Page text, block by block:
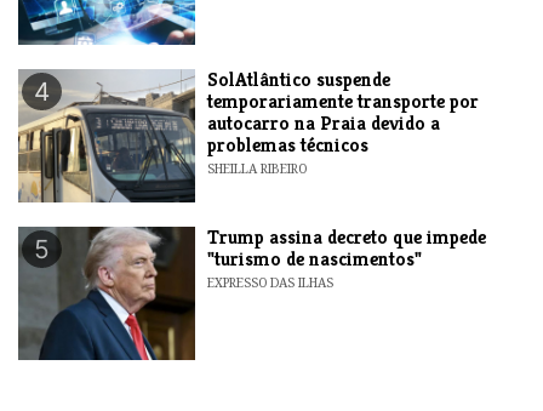
4
SolAtlântico suspende
temporariamente transporte por
autocarro na Praia devido a
problemas técnicos
SHEILLA RIBEIRO
5
Trump assina decreto que impede
"turismo de nascimentos"
EXPRESSO DAS ILHAS